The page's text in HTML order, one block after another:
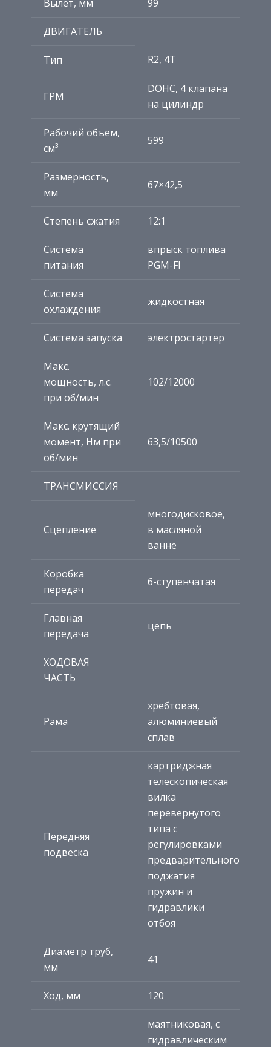
Вылет, мм 99
ДВИГАТЕЛЬ
Тип R2, 4Т
ГРМ
DOHC, 4 клапана
на цилиндр
Рабочий объем,
см³
599
Размерность,
мм
67×42,5
Степень сжатия 12:1
Система
питания
впрыск топлива
PGM-FI
Система
охлаждения
жидкостная
Система запуска электростартер
Макс.
мощность, л.с.
при об/мин
102/12000
Макс. крутящий
момент, Нм при
об/мин
63,5/10500
ТРАНСМИССИЯ
Сцепление
многодисковое,
в масляной
ванне
Коробка
передач
6-ступенчатая
Главная
передача
цепь
ХОДОВАЯ
ЧАСТЬ
Рама
хребтовая,
алюминиевый
сплав
Передняя
подвеска
картриджная
телескопическая
вилка
перевернутого
типа с
регулировками
предварительного
поджатия
пружин и
гидравлики
отбоя
Диаметр труб,
мм
41
Ход, мм 120
маятниковая, с
гидравлическим